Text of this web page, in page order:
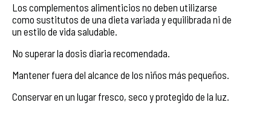
Los complementos alimenticios no deben utilizarse
como sustitutos de una dieta variada y equilibrada ni de
un estilo de vida saludable.
No superar la dosis diaria recomendada.
Mantener fuera del alcance de los niños más pequeños.
Conservar en un lugar fresco, seco y protegido de la luz.